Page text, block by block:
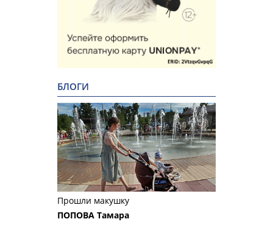
БЛОГИ
Прошли макушку
ПОПОВА Тамара